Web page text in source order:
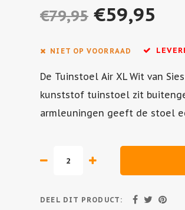
€79,95 €59,95
NIET OP VOORRAAD
De Tuinstoel Air XL Wit van
kunststof tuinstoel zit
armleuningen geeft de stoel
DEEL DIT PRODUCT: